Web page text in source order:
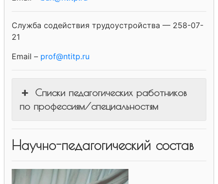
Служба содействия трудоустройства — 258-07-
21
Email – prof@ntitp.ru
Списки педагогических работников
по профессиям/специальностям
Научно-педагогический состав